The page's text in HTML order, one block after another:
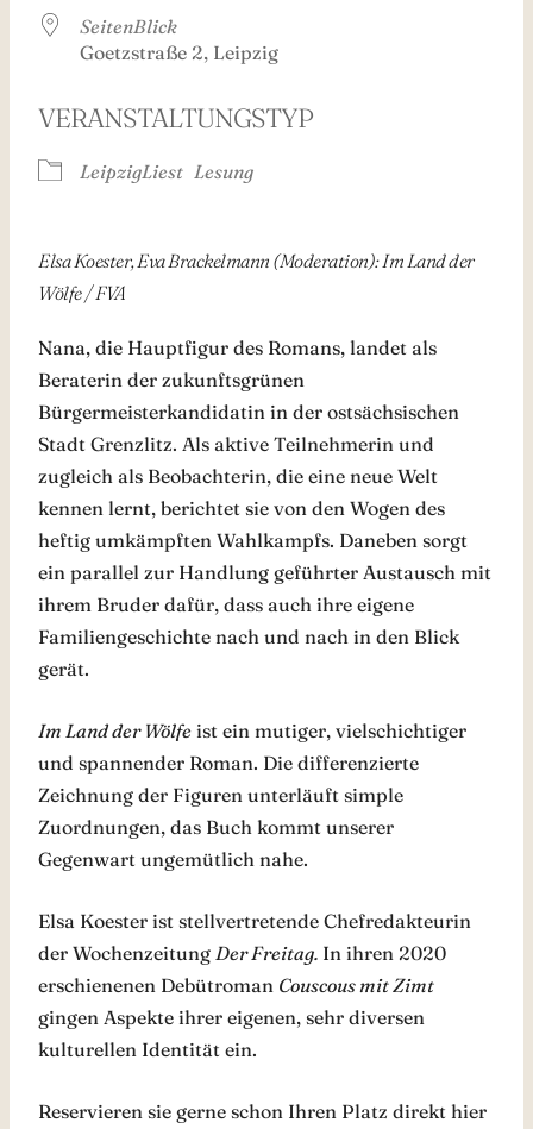
SeitenBlick
Goetzstraße 2, Leipzig
VERANSTALTUNGSTYP
LeipzigLiest Lesung
Elsa Koester, Eva Brackelmann (Moderation): Im Land der
Wölfe / FVA
Nana, die Hauptfigur des Romans, landet als
Beraterin der zukunftsgrünen
Bürgermeisterkandidatin in der ostsächsischen
Stadt Grenzlitz. Als aktive Teilnehmerin und
zugleich als Beobachterin, die eine neue Welt
kennen lernt, berichtet sie von den Wogen des
heftig umkämpften Wahlkampfs. Daneben sorgt
ein parallel zur Handlung geführter Austausch mit
ihrem Bruder dafür, dass auch ihre eigene
Familiengeschichte nach und nach in den Blick
gerät.
Im Land der Wölfe ist ein mutiger, vielschichtiger
und spannender Roman. Die differenzierte
Zeichnung der Figuren unterläuft simple
Zuordnungen, das Buch kommt unserer
Gegenwart ungemütlich nahe.
Elsa Koester ist stellvertretende Chefredakteurin
der Wochenzeitung Der Freitag. In ihren 2020
erschienenen Debütroman Couscous mit Zimt
gingen Aspekte ihrer eigenen, sehr diversen
kulturellen Identität ein.
Reservieren sie gerne schon Ihren Platz direkt hier